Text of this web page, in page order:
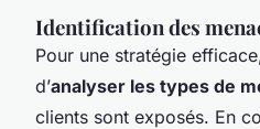
Identification des
Pour une stratégie
d’analyser les types de
clients sont exposés. En